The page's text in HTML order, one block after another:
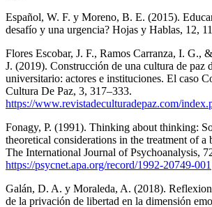
Español, W. F. y Moreno, B. E. (2015).
desafío y una urgencia? Hojas y Hablas, 12,
Flores Escobar, J. F., Ramos Carranza, I. G.,
J. (2019). Construcción de una cultura de paz
universitario: actores e instituciones. El caso
Cultura De Paz, 3, 317–333.
https://www.revistadeculturadepaz.com/
Fonagy, P. (1991). Thinking about thinking:
theoretical considerations in the treatment of a
The International Journal of Psychoanalysis,
https://psycnet.apa.org/record/1992-20749-001
Galán, D. A. y Moraleda, A. (2018).
de la privación de libertad en la dimensión